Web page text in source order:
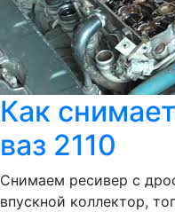
Как
ваз 2110
Снимаем ресивер с
впускной коллектор,